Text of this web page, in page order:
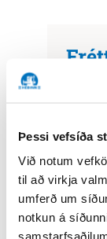
Þessi vefsíða
Við notum
til að virkja
umferð um
notkun á
Héðinn